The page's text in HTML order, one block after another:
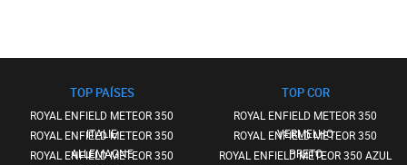
TOP PAÍSES
ROYAL ENFIELD METEOR 350
ITALIE
ROYAL ENFIELD METEOR 350
ALLEMAGNE
ROYAL ENFIELD METEOR 350
TOP COR
ROYAL ENFIELD METEOR 350
VERMELHO
ROYAL ENFIELD METEOR 350
PRETO
ROYAL ENFIELD METEOR 350 AZUL